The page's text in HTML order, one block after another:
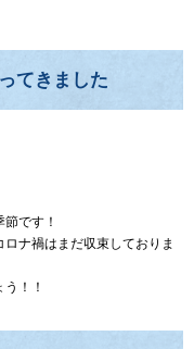
てきました
です！
ナ禍はまだ収束しておりま
！！